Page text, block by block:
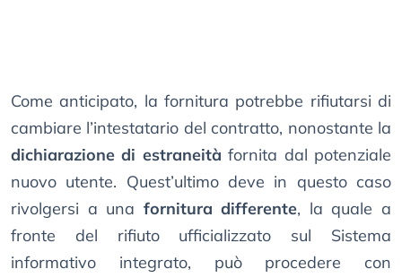
Come anticipato, la fornitura potrebbe rifiutarsi di
cambiare l’intestatario del contratto, nonostante la
dichiarazione di estraneità fornita dal potenziale
nuovo utente. Quest’ultimo deve in questo caso
rivolgersi a una fornitura differente, la quale a
fronte del rifiuto ufficializzato sul Sistema
informativo integrato, può procedere con